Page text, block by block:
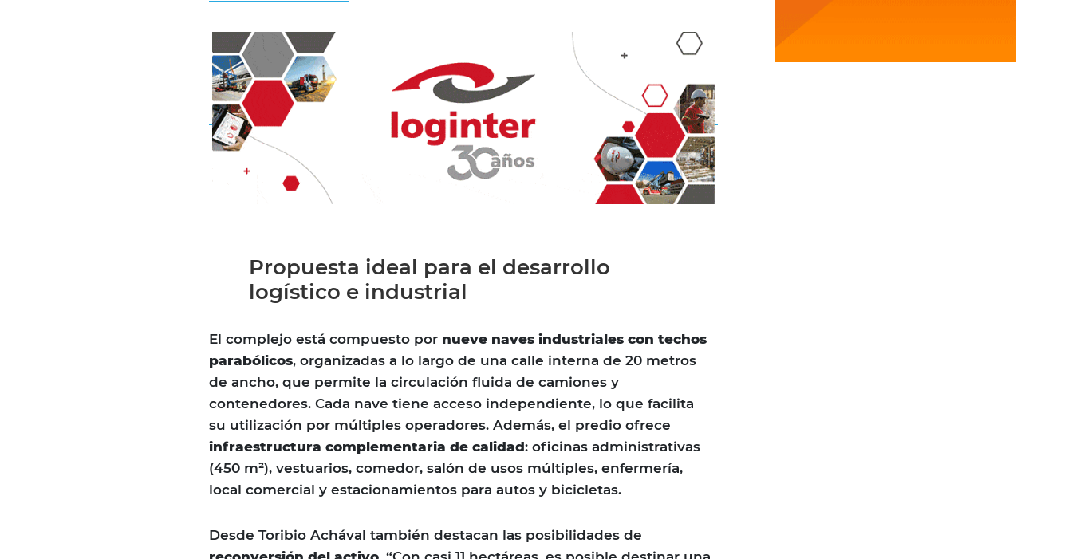
Propuesta ideal para el desarrollo
logístico e industrial
El complejo está compuesto por nueve naves industriales con techos
parabólicos, organizadas a lo largo de una calle interna de 20 metros
de ancho, que permite la circulación fluida de camiones y
contenedores. Cada nave tiene acceso independiente, lo que facilita
su utilización por múltiples operadores. Además, el predio ofrece
infraestructura complementaria de calidad: oficinas administrativas
(450 m²), vestuarios, comedor, salón de usos múltiples, enfermería,
local comercial y estacionamientos para autos y bicicletas.
Desde Toribio Achával también destacan las posibilidades de